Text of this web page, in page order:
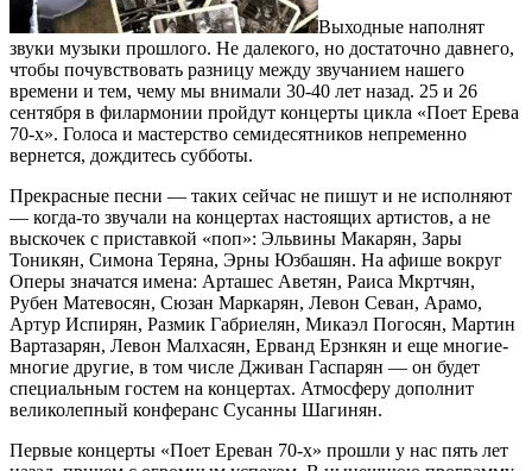
Выходные наполнят
звуки музыки прошлого. Не далекого, но достаточно давнего,
чтобы почувствовать разницу между звучанием нашего
времени и тем, чему мы внимали 30-40 лет назад. 25 и 26
сентября в филармонии пройдут концерты цикла «Поет Ерева
70-х». Голоса и мастерство семидесятников непременно
вернется, дождитесь субботы.
Прекрасные песни — таких сейчас не пишут и не исполняют
— когда-то звучали на концертах настоящих артистов, а не
выскочек с приставкой «поп»: Эльвины Макарян, Зары
Тоникян, Симона Теряна, Эрны Юзбашян. На афише вокруг
Оперы значатся имена: Арташес Аветян, Раиса Мкртчян,
Рубен Матевосян, Сюзан Маркарян, Левон Севан, Арамо,
Артур Испирян, Размик Габриелян, Микаэл Погосян, Мартин
Вартазарян, Левон Малхасян, Ерванд Ерзнкян и еще многие-
многие другие, в том числе Дживан Гаспарян — он будет
специальным гостем на концертах. Атмосферу дополнит
великолепный конферанс Сусанны Шагинян.
Первые концерты «Поет Ереван 70-х» прошли у нас пять лет